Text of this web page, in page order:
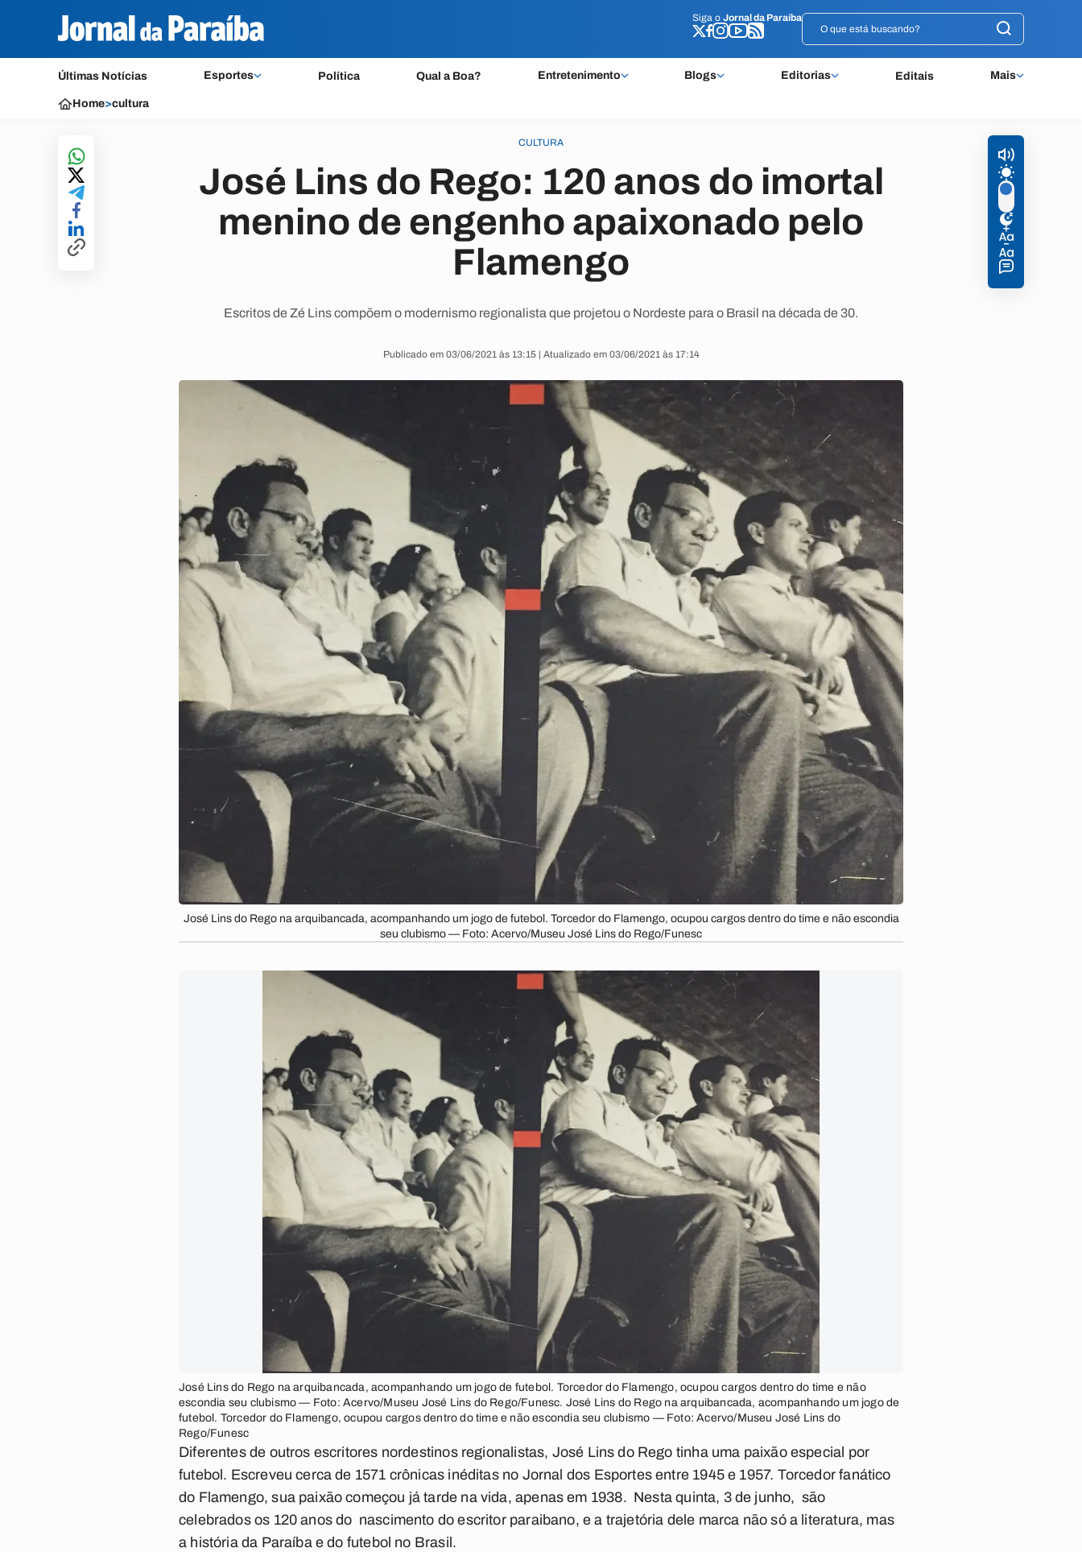
Siga o Jornal da Paraíba
Últimas Notícias Esportes Política Qual a Boa? Entretenimento Blogs Editorias Editais Mais
Siga o Jornal da Paraíba
Home>cultura
CULTURA
José Lins do Rego: 120 anos do imortal
menino de engenho apaixonado pelo
Flamengo
Escritos de Zé Lins compõem o modernismo regionalista que projetou o Nordeste para o Brasil na década de 30.
Publicado em 03/06/2021 às 13:15 | Atualizado em 03/06/2021 às 17:14
José Lins do Rego na arquibancada, acompanhando um jogo de futebol. Torcedor do Flamengo, ocupou cargos dentro do time e não escondia
seu clubismo — Foto: Acervo/Museu José Lins do Rego/Funesc
José Lins do Rego na arquibancada, acompanhando um jogo de futebol. Torcedor do Flamengo, ocupou cargos dentro do time e não
escondia seu clubismo — Foto: Acervo/Museu José Lins do Rego/Funesc. José Lins do Rego na arquibancada, acompanhando um jogo de
futebol. Torcedor do Flamengo, ocupou cargos dentro do time e não escondia seu clubismo — Foto: Acervo/Museu José Lins do
Rego/Funesc
Diferentes de outros escritores nordestinos regionalistas, José Lins do Rego tinha uma paixão especial por
futebol. Escreveu cerca de 1571 crônicas inéditas no Jornal dos Esportes entre 1945 e 1957. Torcedor fanático
do Flamengo, sua paixão começou já tarde na vida, apenas em 1938. Nesta quinta, 3 de junho, são
celebrados os 120 anos do nascimento do escritor paraibano, e a trajetória dele marca não só a literatura, mas
a história da Paraíba e do futebol no Brasil.